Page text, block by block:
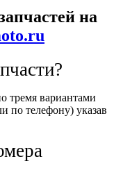
на
тремя вариантами
по телефону) указав